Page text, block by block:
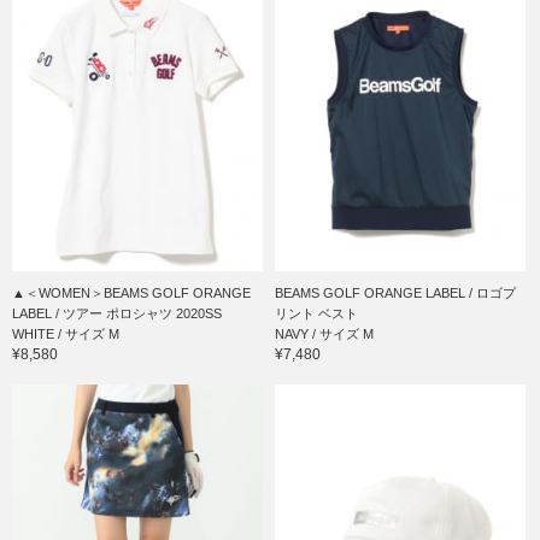
▲＜WOMEN＞BEAMS GOLF ORANGE
LABEL / ツアー ポロシャツ 2020SS
WHITE / サイズ M
¥8,580
BEAMS GOLF ORANGE LABEL / ロゴプ
リント ベスト
NAVY / サイズ M
¥7,480